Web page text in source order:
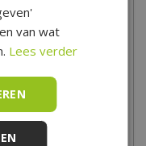
prachtige afdeling met
Cadac, The Bastard en
van wat
Lees verder